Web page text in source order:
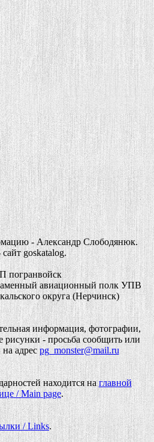
- Александр Слободянюк.
goskatalog.
погранвойск
авиационный полк УПВ
округа (Нерчинск)
информация, фотографии,
рисунки - просьба сообщить или
адрес pg_monster@mail.ru
находится наглавной
/ Main page.
/ Links.